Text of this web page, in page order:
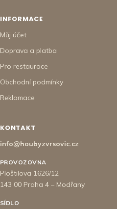
INFORMACE
Můj účet
Doprava a platba
Pro restaurace
Obchodní podmínky
Reklamace
KONTAKT
info@houbyzvrsovic.cz
PROVOZOVNA
Ploštilova 1626/12
143 00 Praha 4 – Modřany
SÍDLO